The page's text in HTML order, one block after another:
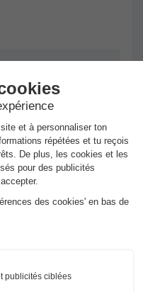
chauffée
+ 2
09/2026au26/09/2026